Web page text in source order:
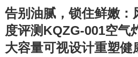
告别油腻，锁住鲜嫩：
度评测KQZG-001空气
大容量可视设计重塑健